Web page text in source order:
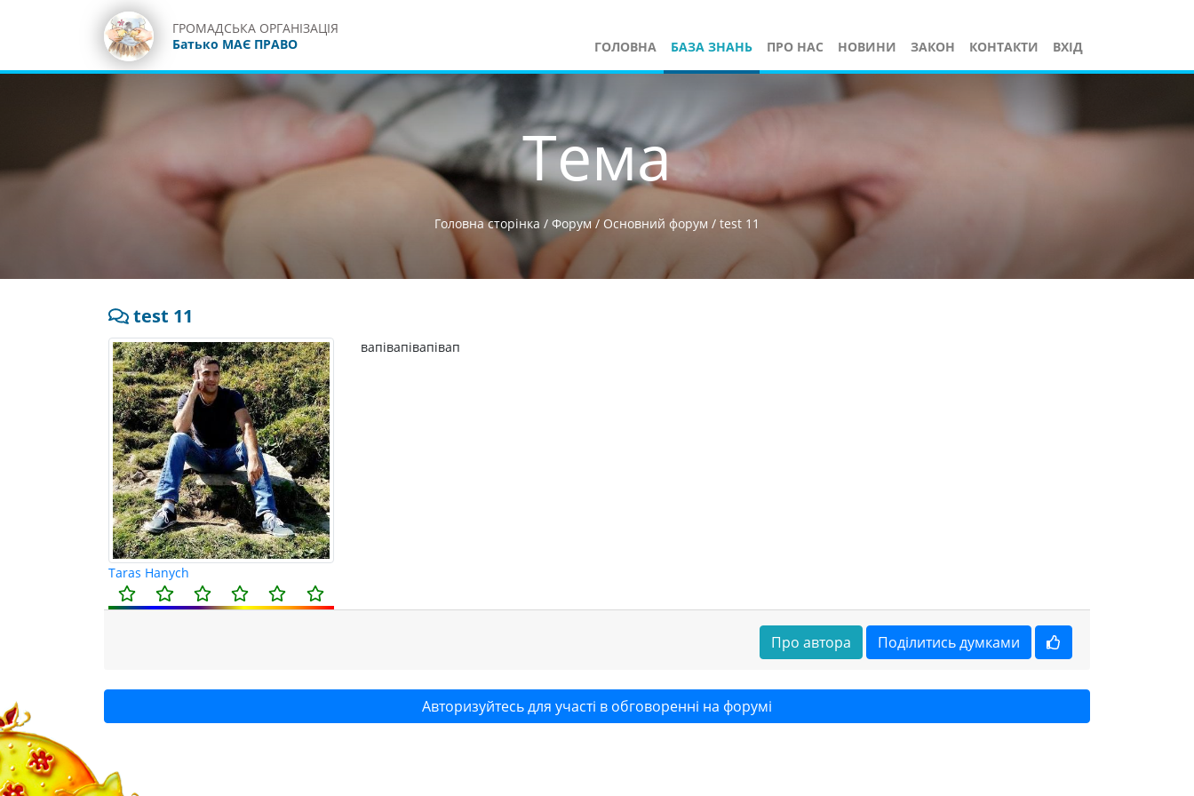
ГРОМАДСЬКА ОРГАНІЗАЦІЯ
Батько МАЄ ПРАВО
ГОЛОВНА БАЗА ЗНАНЬ ПРО НАС НОВИНИ ЗАКОН КОНТАКТИ ВХІД
Тема
Головна сторінка / Форум/ Основний форум / test 11
test 11
Taras Hanych
вапівапівапівап
Про автора Поділитись думками
Авторизуйтесь для участі в обговоренні на форумі